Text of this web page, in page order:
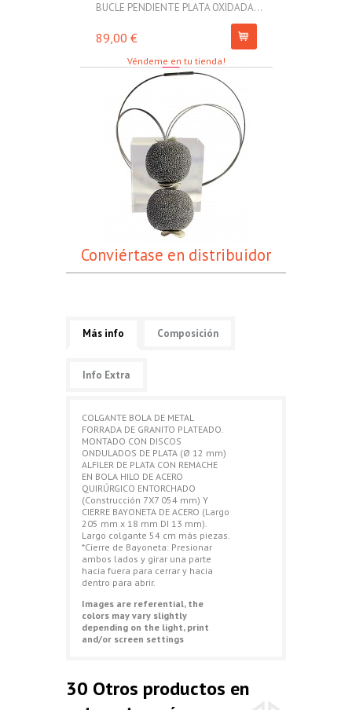
BUCLE PENDIENTE PLATA OXIDADA...
89,00 €
Véndeme en tu tienda!
Conviértase en distribuidor
Más info Composición
Info Extra
COLGANTE BOLA DE METAL
FORRADA DE GRANITO PLATEADO.
MONTADO CON DISCOS
ONDULADOS DE PLATA (Ø 12 mm)
ALFILER DE PLATA CON REMACHE
EN BOLA HILO DE ACERO
QUIRÚRGICO ENTORCHADO
(Construcción 7X7 054 mm) Y
CIERRE BAYONETA DE ACERO (Largo
205 mm x 18 mm DI 13 mm).
Largo colgante 54 cm más piezas.
*Cierre de Bayoneta: Presionar
ambos lados y girar una parte
hacia fuera para cerrar y hacia
dentro para abrir.
Images are referential, the
colors may vary slightly
depending on the light, print
and/or screen settings
30 Otros productos en